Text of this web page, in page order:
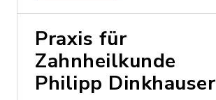
Praxis für
Zahnheilkunde
Philipp Dinkhauser